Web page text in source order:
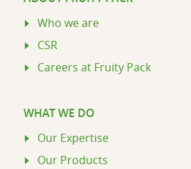
Who we are
CSR
Careers at Fruity Pack
WHAT WE DO
Our Expertise
Our Products